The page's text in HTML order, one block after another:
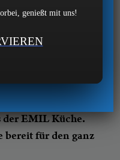
Gundlagen,
Sommelière
der EMIL Küche.
bereit für den ganz
genießt mit uns!